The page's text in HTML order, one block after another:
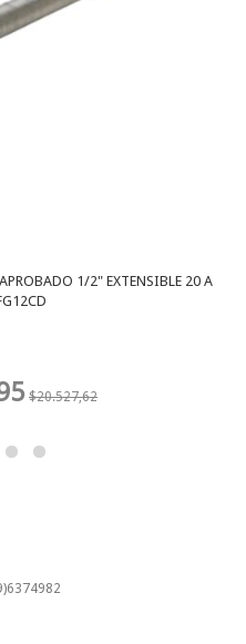
1/2" EXTENSIBLE 20 A
$20.527,62